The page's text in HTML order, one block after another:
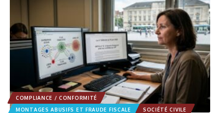
COMPLIANCE / CONFORMITÉ
MONTAGES ABUSIFS ET FRAUDE FISCALE
SOCIÉTÉ CIVILE